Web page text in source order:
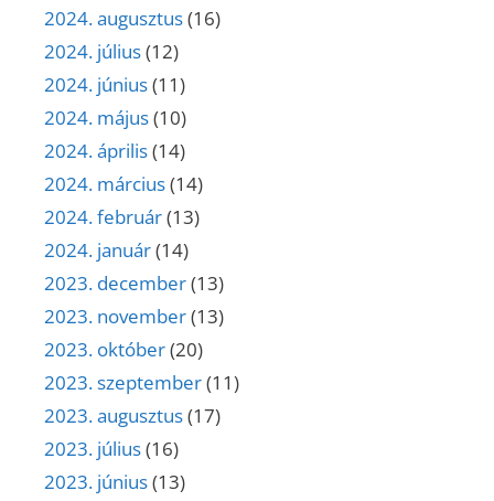
2024. augusztus(16)
2024. július(12)
2024. június(11)
2024. május(10)
2024. április(14)
2024. március(14)
2024. február(13)
2024. január(14)
2023. december(13)
2023. november(13)
2023. október(20)
2023. szeptember(11)
2023. augusztus(17)
2023. július(16)
2023. június(13)